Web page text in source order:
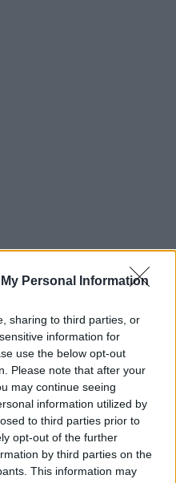
Personal Information
sharing to third parties, or
information for
use the below opt-out
Please note that after your
may continue seeing
information utilized by
to third parties prior to
opt-out of the further
by third parties on the
This information may
όμως, επέμεινε με
σωστό για έναν
προσωπικές
ενώ βρίσκεται